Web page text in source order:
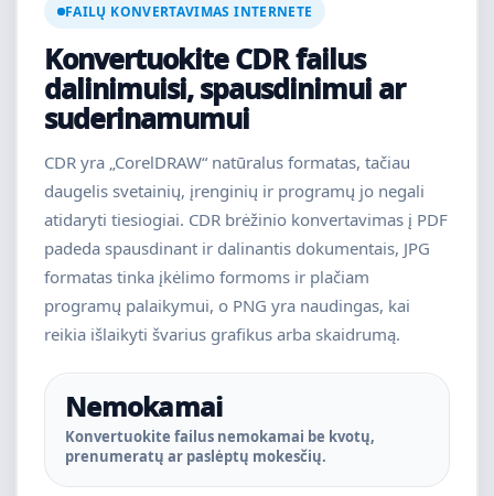
FAILŲ KONVERTAVIMAS INTERNETE
Konvertuokite CDR failus
dalinimuisi, spausdinimui ar
suderinamumui
CDR yra „CorelDRAW“ natūralus formatas, tačiau
daugelis svetainių, įrenginių ir programų jo negali
atidaryti tiesiogiai. CDR brėžinio konvertavimas į PDF
padeda spausdinant ir dalinantis dokumentais, JPG
formatas tinka įkėlimo formoms ir plačiam
programų palaikymui, o PNG yra naudingas, kai
reikia išlaikyti švarius grafikus arba skaidrumą.
Nemokamai
Konvertuokite failus nemokamai be kvotų,
prenumeratų ar paslėptų mokesčių.